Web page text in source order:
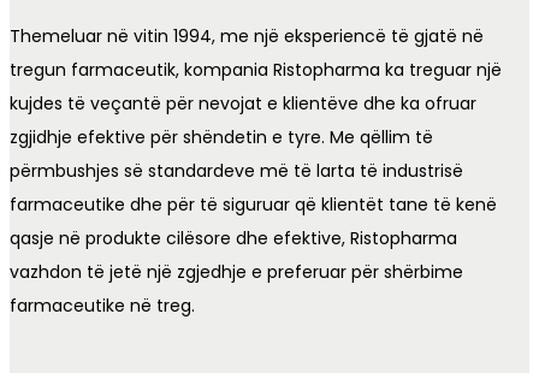
Themeluar në vitin 1994, me një eksperiencë të gjatë në
tregun farmaceutik, kompania Ristopharma ka treguar një
kujdes të veçantë për nevojat e klientëve dhe ka ofruar
zgjidhje efektive për shëndetin e tyre. Me qëllim të
përmbushjes së standardeve më të larta të industrisë
farmaceutike dhe për të siguruar që klientët tane të kenë
qasje në produkte cilësore dhe efektive, Ristopharma
vazhdon të jetë një zgjedhje e preferuar për shërbime
farmaceutike në treg.